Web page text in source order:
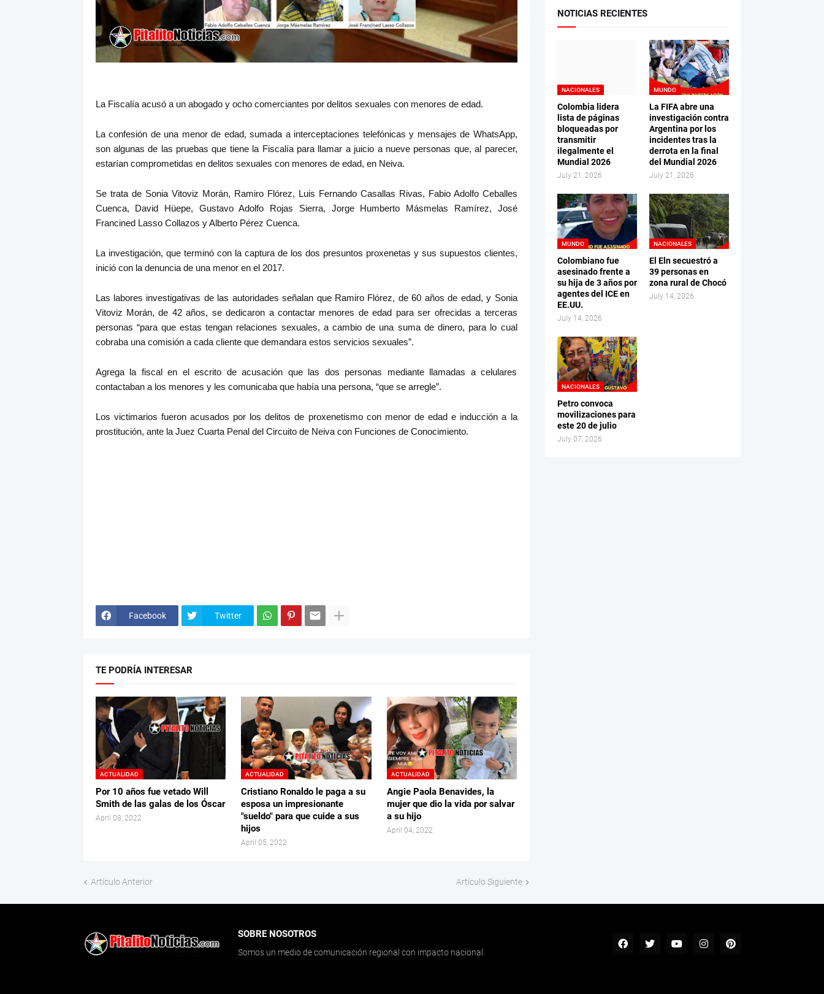
La Fiscalía acusó a un abogado y ocho comerciantes por delitos sexuales con menores de edad.
La confesión de una menor de edad, sumada a interceptaciones telefónicas y mensajes de WhatsApp,
son algunas de las pruebas que tiene la Fiscalía para llamar a juicio a nueve personas que, al parecer,
estarían comprometidas en delitos sexuales con menores de edad, en Neiva.
Se trata de Sonia Vitoviz Morán, Ramiro Flórez, Luis Fernando Casallas Rivas, Fabio Adolfo Ceballes
Cuenca, David Hüepe, Gustavo Adolfo Rojas Sierra, Jorge Humberto Másmelas Ramírez, José
Francined Lasso Collazos y Alberto Pérez Cuenca.
La investigación, que terminó con la captura de los dos presuntos proxenetas y sus supuestos clientes,
inició con la denuncia de una menor en el 2017.
Las labores investigativas de las autoridades señalan que Ramiro Flórez, de 60 años de edad, y Sonia
Vitoviz Morán, de 42 años, se dedicaron a contactar menores de edad para ser ofrecidas a terceras
personas “para que estas tengan relaciones sexuales, a cambio de una suma de dinero, para lo cual
cobraba una comisión a cada cliente que demandara estos servicios sexuales”.
Agrega la fiscal en el escrito de acusación que las dos personas mediante llamadas a celulares
contactaban a los menores y les comunicaba que había una persona, “que se arregle”.
Los victimarios fueron acusados por los delitos de proxenetismo con menor de edad e inducción a la
prostitución, ante la Juez Cuarta Penal del Circuito de Neiva con Funciones de Conocimiento.
Facebook Twitter
TE PODRÍA INTERESAR
ACTUALIDAD
Por 10 años fue vetado Will
Smith de las galas de los Óscar
April 08, 2022
ACTUALIDAD
Cristiano Ronaldo le paga a su
esposa un impresionante
"sueldo" para que cuide a sus
hijos
April 05, 2022
ACTUALIDAD
Angie Paola Benavides, la
mujer que dio la vida por salvar
a su hijo
April 04, 2022
Artículo Anterior Artículo Siguiente
NOTICIAS RECIENTES
NACIONALES
Colombia lidera
lista de páginas
bloqueadas por
transmitir
ilegalmente el
Mundial 2026
July 21, 2026
MUNDO
La FIFA abre una
investigación contra
Argentina por los
incidentes tras la
derrota en la final
del Mundial 2026
July 21, 2026
MUNDO
Colombiano fue
asesinado frente a
su hija de 3 años por
agentes del ICE en
EE.UU.
July 14, 2026
NACIONALES
El Eln secuestró a
39 personas en
zona rural de Chocó
July 14, 2026
NACIONALES
Petro convoca
movilizaciones para
este 20 de julio
July 07, 2026
SOBRE NOSOTROS
Somos un medio de comunicación regional con impacto nacional.